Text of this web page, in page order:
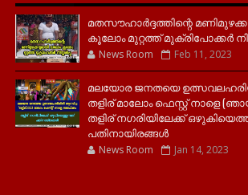
മതസൗഹാർദ്ദത്തിന്റെ
കൂലോം മുറ്റത്ത് മുക്രിപോക്കർ
News Room Feb 11, 2023
മലയോര ജനതയെ
തളിര് മാലോം ഫെസ്റ്റ് നാളെ
തളിര് നഗരിയിലേക്ക്
പതിനായിരങ്ങൾ
News Room Jan 14, 2023